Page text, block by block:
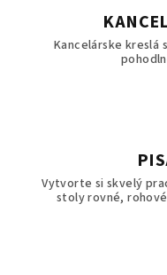
Kancelárske kreslá
Vytvorte si skvelý
stoly rovné,